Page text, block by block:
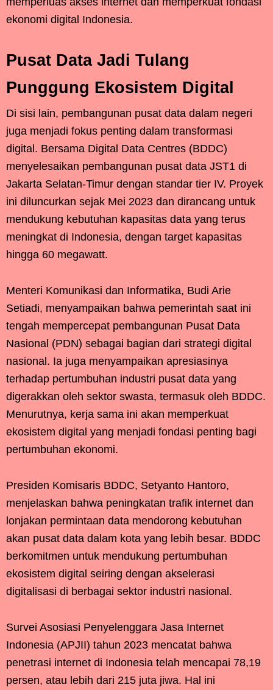
ekonomi digital Indonesia.
Pusat Data Jadi Tulang
Punggung Ekosistem Digital
Di sisi lain, pembangunan pusat data dalam negeri
juga menjadi fokus penting dalam transformasi
digital. Bersama Digital Data Centres (BDDC)
menyelesaikan pembangunan pusat data JST1 di
Jakarta Selatan-Timur dengan standar tier IV. Proyek
ini diluncurkan sejak Mei 2023 dan dirancang untuk
mendukung kebutuhan kapasitas data yang terus
meningkat di Indonesia, dengan target kapasitas
hingga 60 megawatt.
Menteri Komunikasi dan Informatika, Budi Arie
Setiadi, menyampaikan bahwa pemerintah saat ini
tengah mempercepat pembangunan Pusat Data
Nasional (PDN) sebagai bagian dari strategi digital
nasional. Ia juga menyampaikan apresiasinya
terhadap pertumbuhan industri pusat data yang
digerakkan oleh sektor swasta, termasuk oleh BDDC.
Menurutnya, kerja sama ini akan memperkuat
ekosistem digital yang menjadi fondasi penting bagi
pertumbuhan ekonomi.
Presiden Komisaris BDDC, Setyanto Hantoro,
menjelaskan bahwa peningkatan trafik internet dan
lonjakan permintaan data mendorong kebutuhan
akan pusat data dalam kota yang lebih besar. BDDC
berkomitmen untuk mendukung pertumbuhan
ekosistem digital seiring dengan akselerasi
digitalisasi di berbagai sektor industri nasional.
Survei Asosiasi Penyelenggara Jasa Internet
Indonesia (APJII) tahun 2023 mencatat bahwa
penetrasi internet di Indonesia telah mencapai 78,19
persen, atau lebih dari 215 juta jiwa. Hal ini